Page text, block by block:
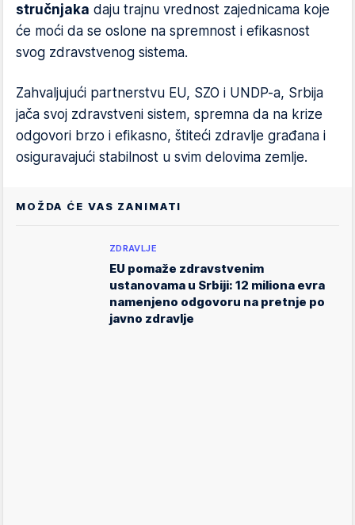
stručnjaka daju trajnu vrednost zajednicama koje
će moći da se oslone na spremnost i efikasnost
svog zdravstvenog sistema.
Zahvaljujući partnerstvu EU, SZO i UNDP-a, Srbija
jača svoj zdravstveni sistem, spremna da na krize
odgovori brzo i efikasno, štiteći zdravlje građana i
osiguravajući stabilnost u svim delovima zemlje.
MOŽDA ĆE VAS ZANIMATI
ZDRAVLJE
EU pomaže zdravstvenim
ustanovama u Srbiji: 12 miliona evra
namenjeno odgovoru na pretnje po
javno zdravlje